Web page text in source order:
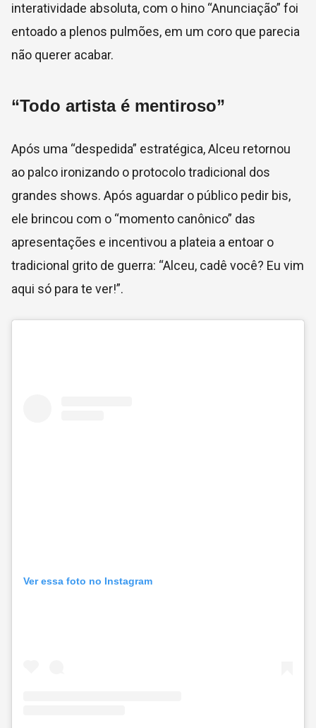
interatividade absoluta, com o hino “Anunciação” foi
entoado a plenos pulmões, em um coro que parecia
não querer acabar.
“Todo artista é mentiroso”
Após uma “despedida” estratégica, Alceu retornou
ao palco ironizando o protocolo tradicional dos
grandes shows. Após aguardar o público pedir bis,
ele brincou com o “momento canônico” das
apresentações e incentivou a plateia a entoar o
tradicional grito de guerra: “Alceu, cadê você? Eu vim
aqui só para te ver!”.
Ver essa foto no Instagram